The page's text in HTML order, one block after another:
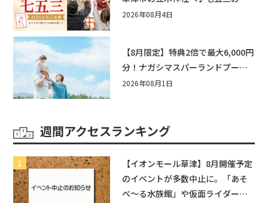
い企画をご紹介！
2026年08月4日
【8月限定】特典2倍で最大6,000円
分！ナガシマスパーランドプール
券や人気パスタ券も当たる☆夏休
2026年08月1日
週間アクセスランキング
【イオンモール草津】8月開催予定
のイベントが多数中止に。「あそ
べ〜る水族館」や仮面ライダーシ